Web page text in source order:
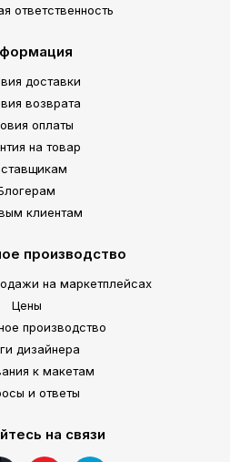
ответственность
доставки
возврата
оплаты
на товар
клиентам
производство
на маркетплейсах
Цены
производство
дизайнера
к макетам
и ответы
на связи